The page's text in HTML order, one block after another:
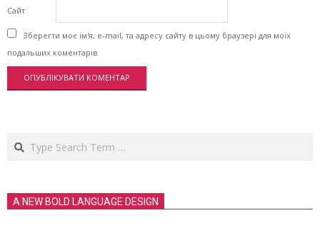
Сайт
Зберегти моє ім'я, e-mail, та адресу сайту в цьому браузері для моїх
подальших коментарів.
Search
A NEW BOLD LANGUAGE DESIGN